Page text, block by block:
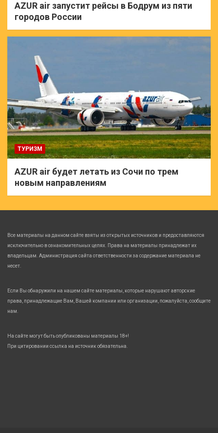
AZUR air запустит рейсы в Бодрум из пяти
городов России
ТУРИЗМ
AZUR air будет летать из Сочи по трем
новым направлениям
Все материалы на данном сайте взяты из открытых источников и предоставляются
исключительно в ознакомительных целях. Права на материалы принадлежат их
владельцам. Администрация сайта ответственности за содержание материала не
несет.
Если Вы обнаружили на нашем сайте материалы, которые нарушают авторские
права, принадлежащие Вам, Вашей компании или организации, пожалуйста, сообщите
нам.
На сайте могут быть опубликованы материалы 18+!
При цитировании ссылка на источник обязательна.